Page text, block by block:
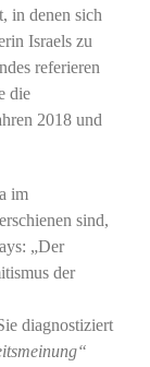
in denen sich
Israels zu
referieren
die
2018 und
im
sind,
„Der
der
diagnostiziert